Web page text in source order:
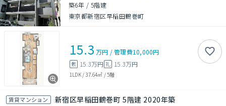
築6年 / 5階建
東京都新宿区早稲田鶴巻町
15.3 万円 /管理費10,000円
敷 15.3万円 礼 15.3万円
1LDK/37.64㎡ /5階
賃貸マンション 新宿区早稲田鶴巻町 5階建 2020年築